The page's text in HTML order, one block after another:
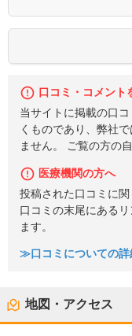
口コミ・コメント
当サイトに掲載の口
くものであり、弊社
ません。 ご覧の方の
医療機関の方へ
投稿された口コミに
口コミの末尾にある
ます。
≫口コミについての詳
地図・アクセス